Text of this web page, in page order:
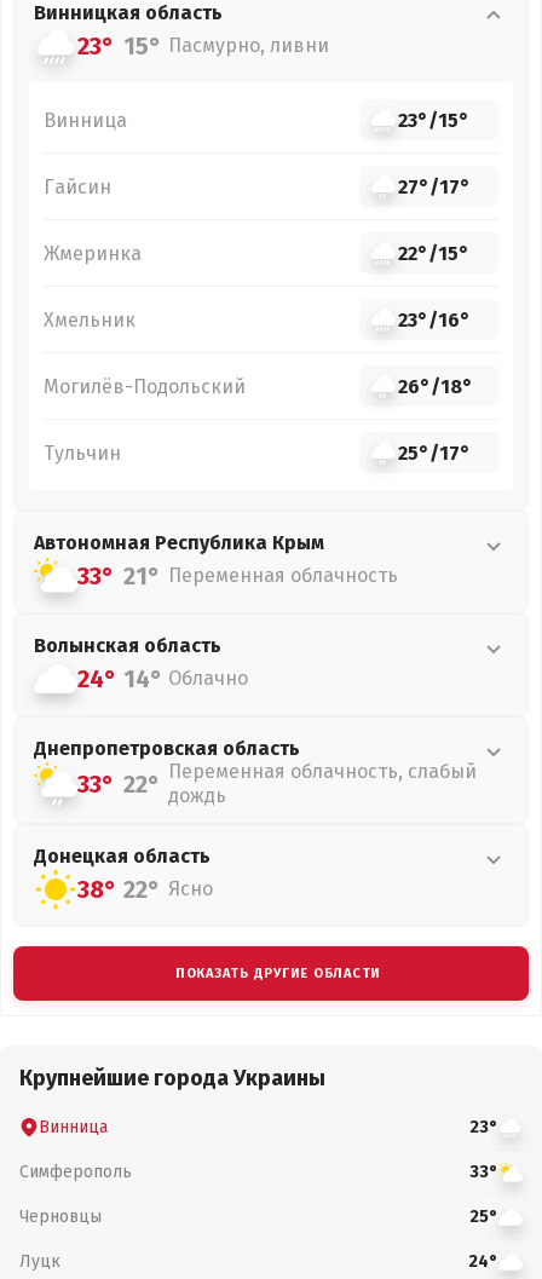
Винницкая область
23° 15° Пасмурно, ливни
Винница 23°/15°
Гайсин 27°/17°
Жмеринка 22°/15°
Хмельник 23°/16°
Могилёв-Подольский 26°/18°
Тульчин 25°/17°
Автономная Республика Крым
33° 21° Переменная облачность
Волынская область
24° 14° Облачно
Днепропетровская область
33° 22° Переменная облачность, слабый
дождь
Донецкая область
38° 22° Ясно
ПОКАЗАТЬ ДРУГИЕ ОБЛАСТИ
Крупнейшие города Украины
Винница 23°
Симферополь 33°
Черновцы 25°
Луцк 24°